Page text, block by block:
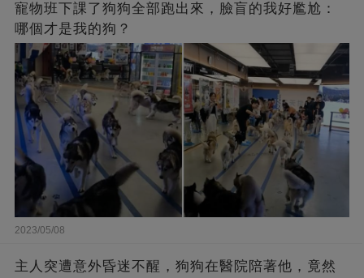
寵物班下課了狗狗全部跑出來，臉盲的我好尷尬：
哪個才是我的狗？
2023/05/08
主人突遭意外昏迷不醒，狗狗在醫院陪著他，竟然